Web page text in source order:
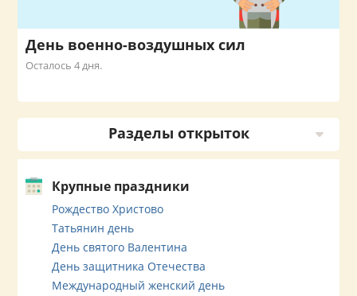
День военно-воздушных сил
Осталось 4 дня.
Разделы открыток
Крупные праздники
Рождество Христово
Татьянин день
День святого Валентина
День защитника Отечества
Международный женский день